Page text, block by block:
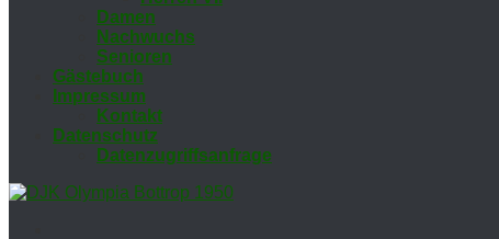
Da­men
Nach­wuchs
Se­nio­ren
Gäs­te­buch
Im­pres­sum
Kon­takt
Da­ten­schutz
Da­ten­zu­griffs­an­fra­ge